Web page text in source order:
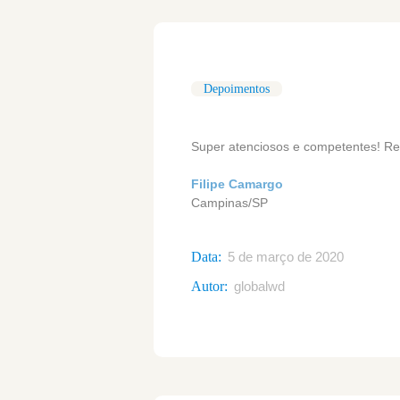
Depoimentos
Super atenciosos e competentes!
Filipe Camargo
Campinas/SP
Data: 5 de março de 2020
Autor: globalwd